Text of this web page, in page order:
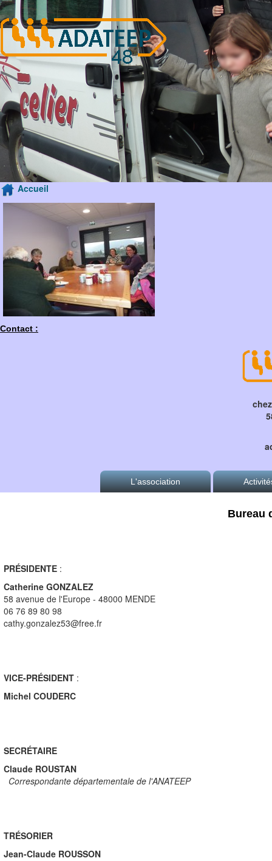
Accueil
Contact :
L'association
Bureau
PRÉSIDENTE :
Catherine GONZALEZ
58 avenue de l'Europe - 48000 MENDE
06 76 89 80 98
cathy.gonzalez53@free.fr
VICE-PRÉSIDENT :
Michel COUDERC
SECRÉTAIRE
Claude ROUSTAN
Correspondante départementale de l'ANATEEP
TRÉSORIER
Jean-Claude ROUSSON